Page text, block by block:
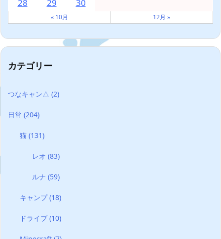
28
29 30
« 10月 12月 »
カテゴリー
つなキャン△ (2)
日常 (204)
猫(131)
レオ (83)
ルナ (59)
キャンプ(18)
ドライブ(10)